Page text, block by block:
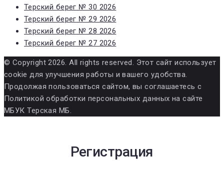
Терский берег № 30 2026
Терский берег № 29 2026
Терский берег № 28 2026
Терский берег № 27 2026
© Copyright 2026. All rights reserved. Этот сайт использует
cookie для улучшения работы и вашего удобства.
Продолжая пользоваться сайтом, вы соглашаетесь с
Политикой обработки персональных данных на сайте
МБУК Терская МБ.
Регистрация